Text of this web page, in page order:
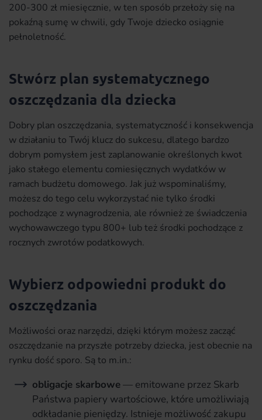
200-300 zł miesięcznie, w ten sposób przełoży się na
pokaźną sumę w chwili, gdy Twoje dziecko osiągnie
pełnoletność.
Stwórz plan systematycznego
oszczędzania dla dziecka
Dobry plan oszczędzania, systematyczność i konsekwencja
w działaniu to Twój klucz do sukcesu, dlatego bardzo
dobrym pomysłem jest zaplanowanie określonych kwot
jako stałego elementu comiesięcznych wydatków w
ramach budżetu domowego. Jak już wspominaliśmy,
możesz do tego celu wykorzystać nie tylko środki
pochodzące z wynagrodzenia, ale również ze świadczenia
wychowawczego typu 800+ lub też środki pochodzące z
rocznych zwrotów podatkowych.
Wybierz odpowiedni produkt do
oszczędzania
Możliwości oraz narzędzi, dzięki którym możesz zacząć
oszczędzanie na przyszłe potrzeby dziecka, jest obecnie na
rynku dość sporo. Są to m.in.:
obligacje skarbowe— emitowane przez Skarb
Państwa papiery wartościowe, które umożliwiają
odkładanie pieniędzy. Istnieje możliwość zakupu